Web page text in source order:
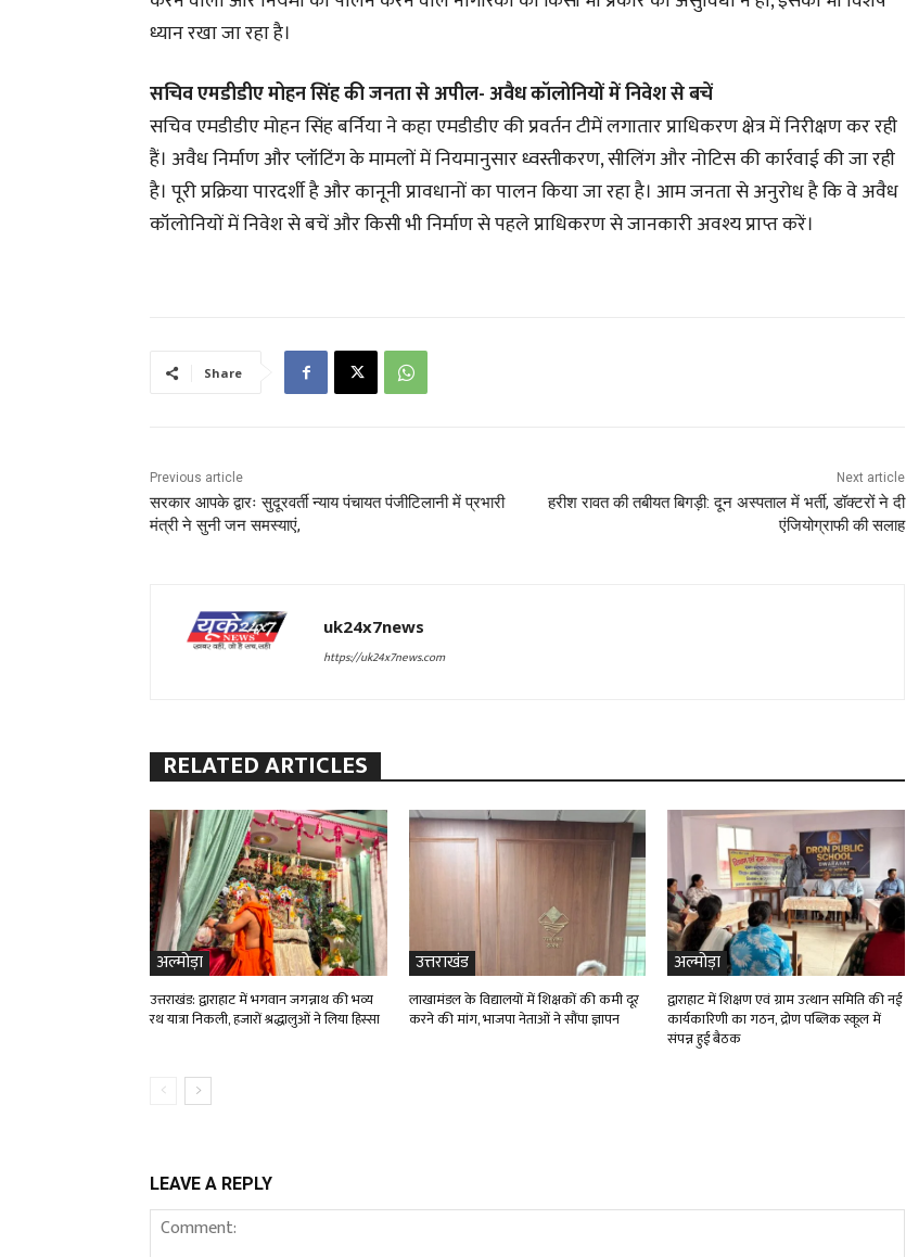
ध्यान रखा जा रहा है।
सचिव एमडीडीए मोहन सिंह की जनता से अपील- अवैध कॉलोनियों में निवेश से बचें
सचिव एमडीडीए मोहन सिंह बर्निया ने कहा एमडीडीए की प्रवर्तन टीमें लगातार प्राधिकरण क्षेत्र में निरीक्षण कर रही
हैं। अवैध निर्माण और प्लॉटिंग के मामलों में नियमानुसार ध्वस्तीकरण, सीलिंग और नोटिस की कार्रवाई की जा रही
है। पूरी प्रक्रिया पारदर्शी है और कानूनी प्रावधानों का पालन किया जा रहा है। आम जनता से अनुरोध है कि वे अवैध
कॉलोनियों में निवेश से बचें और किसी भी निर्माण से पहले प्राधिकरण से जानकारी अवश्य प्राप्त करें।
Share
Previous article
सरकार आपके द्वारः सुदूरवर्ती न्याय पंचायत पंजीटिलानी में प्रभारी
मंत्री ने सुनी जन समस्याएं,
Next article
हरीश रावत की तबीयत बिगड़ी: दून अस्पताल में भर्ती, डॉक्टरों ने दी
एंजियोग्राफी की सलाह
uk24x7news
https://uk24x7news.com
RELATED ARTICLES
अल्मोड़ा
उत्तराखंड: द्वाराहाट में भगवान जगन्नाथ की भव्य
रथ यात्रा निकली, हजारों श्रद्धालुओं ने लिया हिस्सा
उत्तराखंड
लाखामंडल के विद्यालयों में शिक्षकों की कमी दूर
करने की मांग, भाजपा नेताओं ने सौंपा ज्ञापन
अल्मोड़ा
द्वाराहाट में शिक्षण एवं ग्राम उत्थान समिति की नई
कार्यकारिणी का गठन, द्रोण पब्लिक स्कूल में
संपन्न हुई बैठक
LEAVE A REPLY